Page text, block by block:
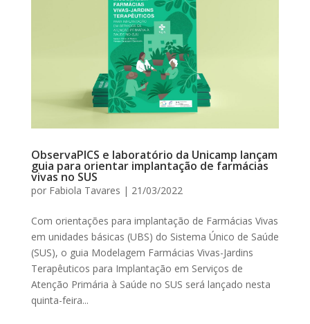
ObservaPICS e laboratório da Unicamp lançam
guia para orientar implantação de farmácias
vivas no SUS
por Fabiola Tavares | 21/03/2022
Com orientações para implantação de Farmácias Vivas
em unidades básicas (UBS) do Sistema Único de Saúde
(SUS), o guia Modelagem Farmácias Vivas-Jardins
Terapêuticos para Implantação em Serviços de
Atenção Primária à Saúde no SUS será lançado nesta
quinta-feira...